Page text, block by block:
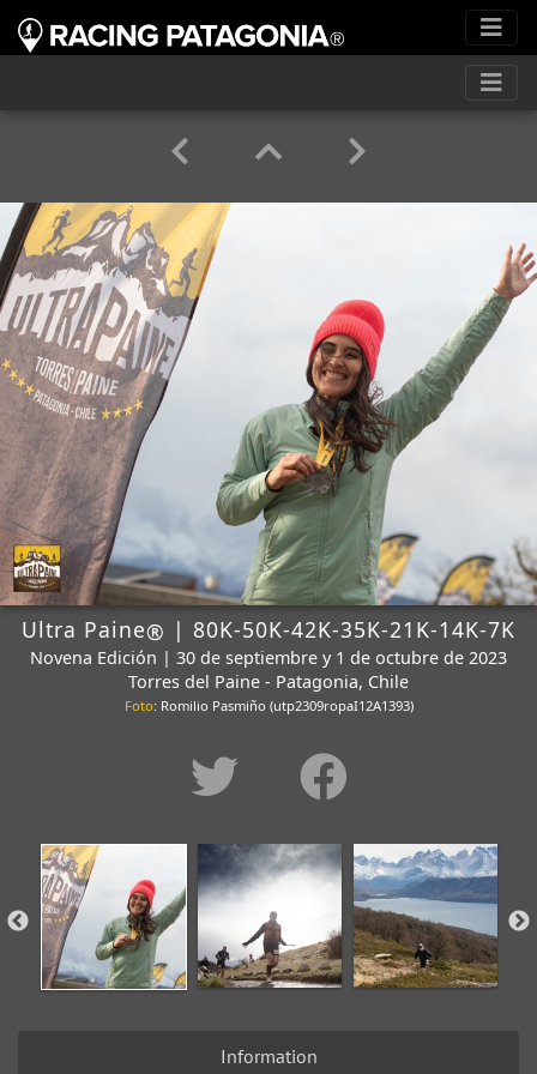
Ultra Paine® | 80K-50K-42K-35K-21K-14K-7K
Novena Edición | 30 de septiembre y 1 de octubre de 2023
Torres del Paine - Patagonia, Chile
Foto: Romilio Pasmiño (utp2309ropaI12A1393)
Information